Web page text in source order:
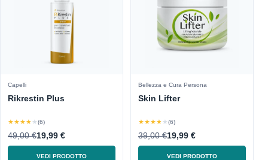
Capelli
Rikrestin Plus
★★★★★(6)
49,00 €19,99 €
VEDI PRODOTTO
Bellezza e Cura Persona
Skin Lifter
★★★★★(6)
39,00 €19,99 €
VEDI PRODOTTO